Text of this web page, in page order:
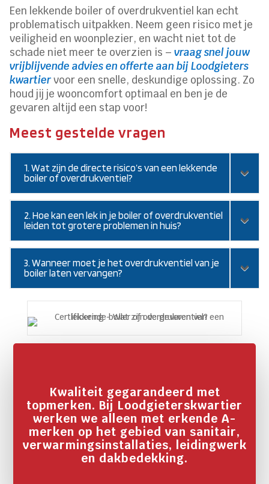
Een lekkende boiler of overdrukventiel kan echt
problematisch uitpakken. Neem geen risico met je
veiligheid en woonplezier, en wacht niet tot de
schade niet meer te overzien is –vraag snel jouw
vrijblijvende advies en offerte aan bij Loodgieters
kwartiervoor een snelle, deskundige oplossing. Zo
houd jij je wooncomfort optimaal en ben je de
gevaren altijd een stap voor!
Meest gestelde vragen
1. Wat zijn de directe risico’s van een lekkende
boiler of overdrukventiel?
2. Hoe kan een lek in je boiler of overdrukventiel
leiden tot grotere problemen in huis?
3. Wanneer moet je het overdrukventiel van je
boiler laten vervangen?
Kwaliteit gegarandeerd met
topmerken. Bij Loodgieterskwartier
werken we alleen met erkende A-
merken op het gebied van sanitair,
verwarmingsinstallaties, leidingwerk
en dakbedekking.